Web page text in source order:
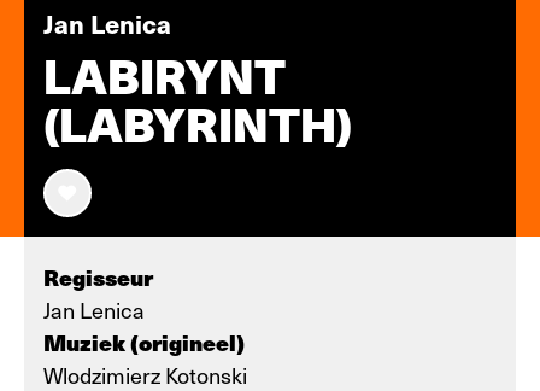
Jan Lenica
LABIRYNT
(LABYRINTH)
Regisseur
Jan Lenica
Muziek (origineel)
Wlodzimierz Kotonski